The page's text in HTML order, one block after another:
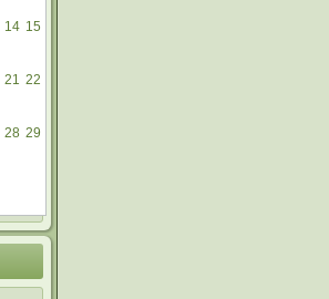
14 15
21 22
28 29